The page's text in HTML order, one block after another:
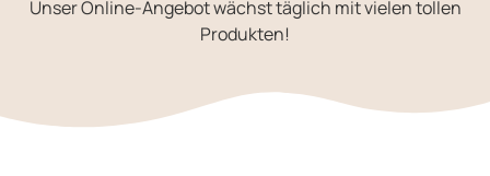
Unser Online-Angebot wächst täglich mit vielen tollen
Produkten!